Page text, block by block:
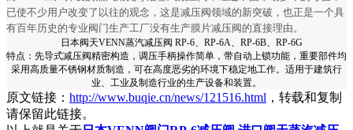
已使不少用户改变了以往的观念，这是减压阀领域的新突破，也正是一个具
有百年历史的专业阀门生产工厂没有生产膜片减压阀的直接理由。
日本阀天VENN蒸汽减压阀 RP-6、RP-6A、RP-6B、RP-6G
特点：先导式减压阀精密构造，调压手柄操作简单，带自动上锁功能，重要部件均
采用高质量不锈钢材质制造，可在高度恶劣的环境下稳定地工作。适用于建筑行
业、工业及制造行业的生产设备和装置。
原文链接： http://www.buqie.cn/news/121516.html ，转载和复制
请保留此链接。